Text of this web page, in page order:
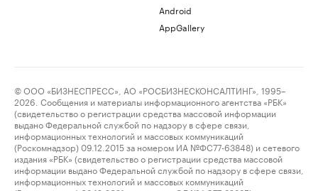
Android
AppGallery
© ООО «БИЗНЕСПРЕСС», АО «РОСБИЗНЕСКОНСАЛТИНГ», 1995–
2026. Сообщения и материалы информационного агентства «РБК»
(свидетельство о регистрации средства массовой информации
выдано Федеральной службой по надзору в сфере связи,
информационных технологий и массовых коммуникаций
(Роскомнадзор) 09.12.2015 за номером ИА №ФС77-63848) и сетевого
издания «РБК» (свидетельство о регистрации средства массовой
информации выдано Федеральной службой по надзору в сфере связи,
информационных технологий и массовых коммуникаций